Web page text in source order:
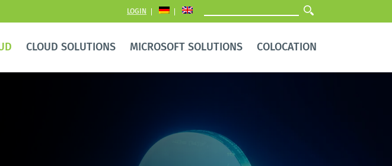
LOGIN
CLOUD SOLUTIONS MICROSOFT SOLUTIONS COLOCATION